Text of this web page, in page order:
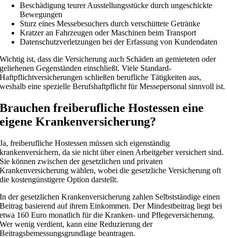
Beschädigung teurer Ausstellungsstücke durch ungeschickte
Bewegungen
Sturz eines Messebesuchers durch verschüttete Getränke
Kratzer an Fahrzeugen oder Maschinen beim Transport
Datenschutzverletzungen bei der Erfassung von Kundendaten
Wichtig ist, dass die Versicherung auch Schäden an gemieteten oder
geliehenen Gegenständen einschließt. Viele Standard-
Haftpflichtversicherungen schließen berufliche Tätigkeiten aus,
weshalb eine spezielle Berufshaftpflicht für Messepersonal sinnvoll ist.
Brauchen freiberufliche Hostessen eine
eigene Krankenversicherung?
Ja, freiberufliche Hostessen müssen sich eigenständig
krankenversichern, da sie nicht über einen Arbeitgeber versichert sind.
Sie können zwischen der gesetzlichen und privaten
Krankenversicherung wählen, wobei die gesetzliche Versicherung oft
die kostengünstigere Option darstellt.
In der gesetzlichen Krankenversicherung zahlen Selbstständige einen
Beitrag basierend auf ihrem Einkommen. Der Mindestbeitrag liegt bei
etwa 160 Euro monatlich für die Kranken- und Pflegeversicherung.
Wer wenig verdient, kann eine Reduzierung der
Beitragsbemessungsgrundlage beantragen.